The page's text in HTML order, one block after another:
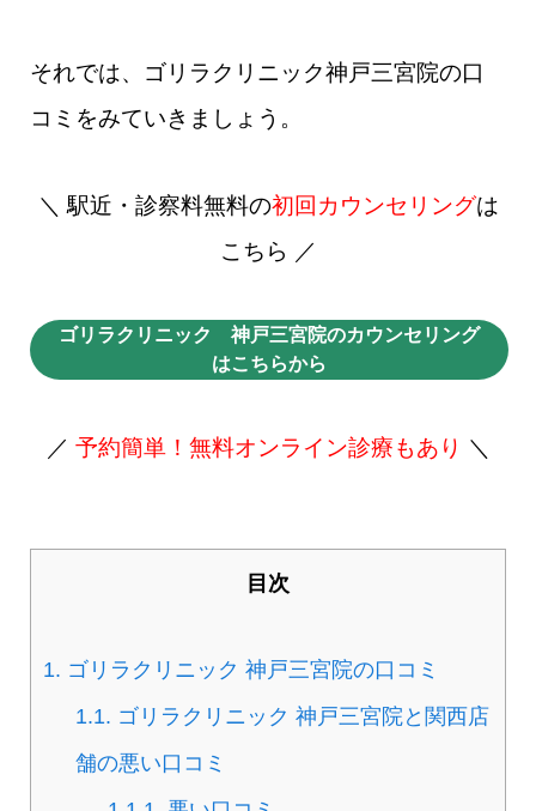
それでは、ゴリラクリニック神戸三宮院の口
コミをみていきましょう。
＼ 駅近・診察料無料の初回カウンセリングは
こちら ／
ゴリラクリニック 神戸三宮院のカウンセリング
はこちらから
／ 予約簡単！無料オンライン診療もあり ＼
目次
1. ゴリラクリニック 神戸三宮院の口コミ
1.1. ゴリラクリニック 神戸三宮院と関西店
舗の悪い口コミ